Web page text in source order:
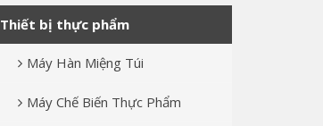
Thiết bị thực phẩm
Máy Hàn Miệng Túi
Máy Chế Biến Thực Phẩm